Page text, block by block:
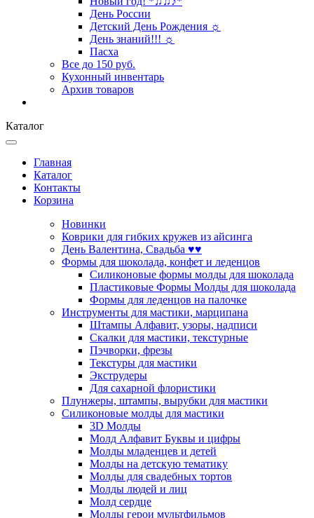
День России
Детский День Рождения ☼
День знаний!!! ☼
Пасха
Все до 150 руб.
Кухонный инвентарь
Архив товаров
Каталог
Главная
Каталог
Контакты
Корзина
Новинки
Коврики для гибких кружев из айсинга
День Валентина, Свадьба ♥♥
Формы для шоколада, конфет и леденцов
Силиконовые формы молды для шоколада
Пластиковые Формы Молды для шоколада
Формы для леденцов на палочке
Инструменты для мастики, марципана
Штампы Алфавит, узоры, надписи
Скалки для мастики, текстурные
Пэчворки, фрезы
Текстуры для мастики
Экструдеры
Для сахарной флористики
Плунжеры, штампы, вырубки для мастики
Силиконовые молды для мастики
3D Молды
Молд Алфавит Буквы и цифры
Молды младенцев и детей
Молды на детскую тематику
Молды для свадебных тортов
Молды людей и лиц
Молд сердце
Молды герои мультфильмов